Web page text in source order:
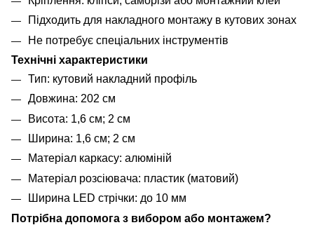
Підходить для накладного монтажу в кутових зонах
Не потребує спеціальних інструментів
Технічні характеристики
Тип: кутовий накладний профіль
Довжина: 202 см
Висота: 1,6 см; 2 см
Ширина: 1,6 см; 2 см
Матеріал каркасу: алюміній
Матеріал розсіювача: пластик (матовий)
Ширина LED стрічки: до 10 мм
Потрібна допомога з вибором або монтажем?